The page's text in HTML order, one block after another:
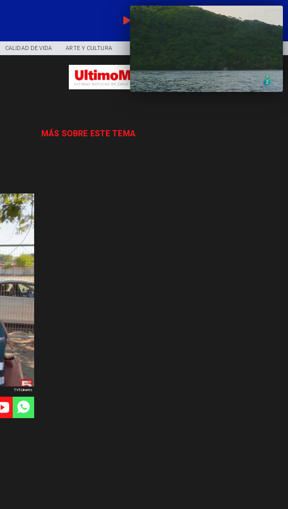
EN VIVO
CALIDAD DE VIDA ARTE Y CULTURA
TV5 Linares
MÁS SOBRE ESTE TEMA